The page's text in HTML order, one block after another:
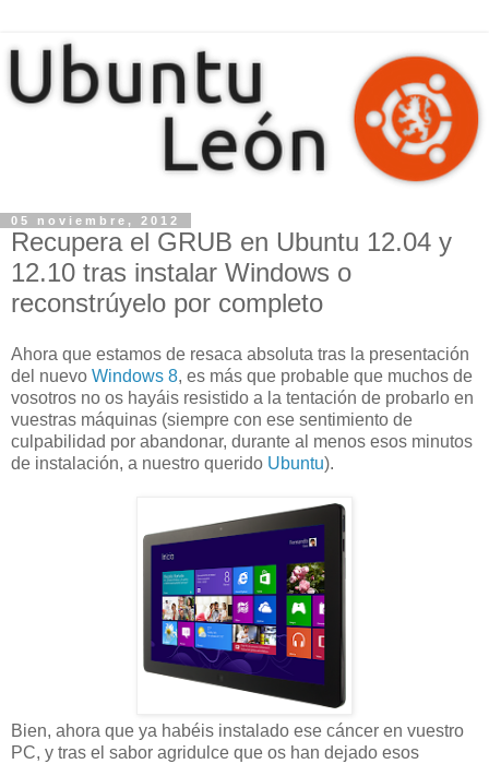
05 noviembre, 2012
Recupera el GRUB en Ubuntu 12.04 y
12.10 tras instalar Windows o
reconstrúyelo por completo
Ahora que estamos de resaca absoluta tras la presentación
del nuevo Windows 8, es más que probable que muchos de
vosotros no os hayáis resistido a la tentación de probarlo en
vuestras máquinas (siempre con ese sentimiento de
culpabilidad por abandonar, durante al menos esos minutos
de instalación, a nuestro querido Ubuntu).
Bien, ahora que ya habéis instalado ese cáncer en vuestro
PC, y tras el sabor agridulce que os han dejado esos